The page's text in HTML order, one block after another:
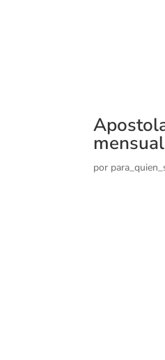
por